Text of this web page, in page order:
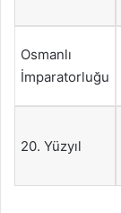
Osmanlı
İmparatorluğu
20. Yüzyıl